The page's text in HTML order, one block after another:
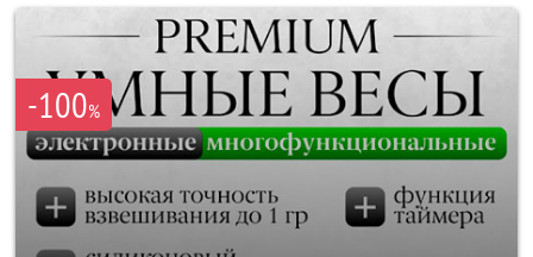
-100%